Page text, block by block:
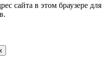
сайта в этом браузере для